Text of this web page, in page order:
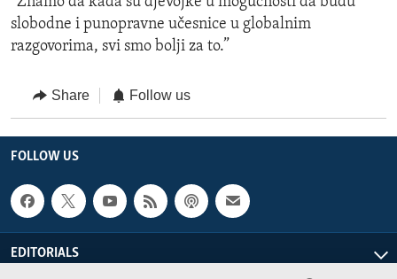
slobodne i punopravne učesnice u globalnim
razgovorima, svi smo bolji za to.”
Share Follow us
FOLLOW US
EDITORIALS